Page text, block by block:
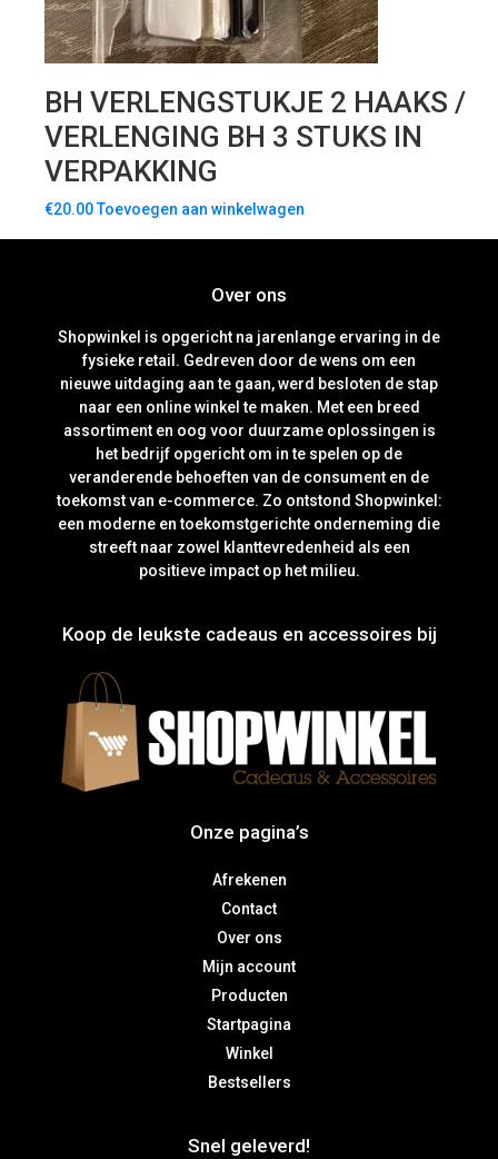
BH VERLENGSTUKJE 2 HAAKS /
VERLENGING BH 3 STUKS IN
VERPAKKING
€20.00Toevoegen aan winkelwagen
Over ons
Shopwinkel is opgericht na jarenlange ervaring in de
fysieke retail. Gedreven door de wens om een
nieuwe uitdaging aan te gaan, werd besloten de stap
naar een online winkel te maken. Met een breed
assortiment en oog voor duurzame oplossingen is
het bedrijf opgericht om in te spelen op de
veranderende behoeften van de consument en de
toekomst van e-commerce. Zo ontstond Shopwinkel:
een moderne en toekomstgerichte onderneming die
streeft naar zowel klanttevredenheid als een
positieve impact op het milieu.
Koop de leukste cadeaus en accessoires bij
Onze pagina’s
Afrekenen
Contact
Over ons
Mijn account
Producten
Startpagina
Winkel
Bestsellers
Snel geleverd!